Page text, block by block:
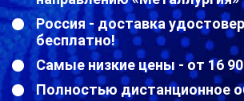
Россия - доставка
бесплатно!
Самые низкие цены - от 16
Полностью дистанционное